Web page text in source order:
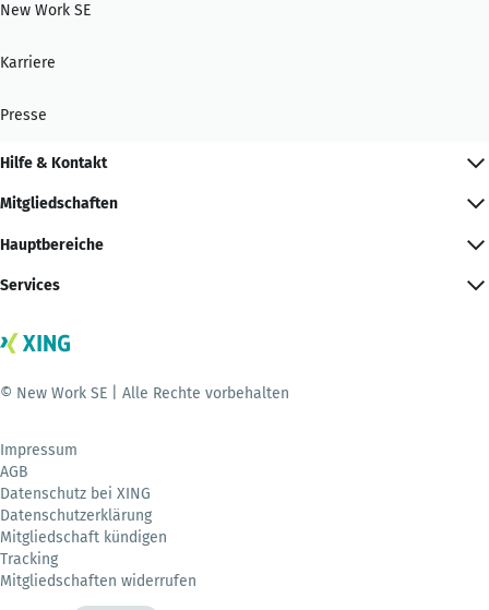
New Work SE
Karriere
Presse
Hilfe & Kontakt
Mitgliedschaften
Hauptbereiche
Services
© New Work SE | Alle Rechte vorbehalten
Impressum
AGB
Datenschutz bei XING
Datenschutzerklärung
Mitgliedschaft kündigen
Tracking
Mitgliedschaften widerrufen